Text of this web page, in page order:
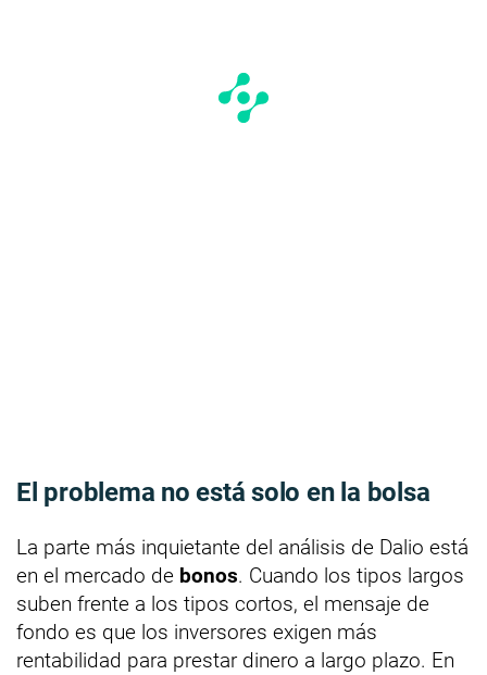
El problema no está solo en la bolsa
La parte más inquietante del análisis de Dalio está
en el mercado de bonos. Cuando los tipos largos
suben frente a los tipos cortos, el mensaje de
fondo es que los inversores exigen más
rentabilidad para prestar dinero a largo plazo. En